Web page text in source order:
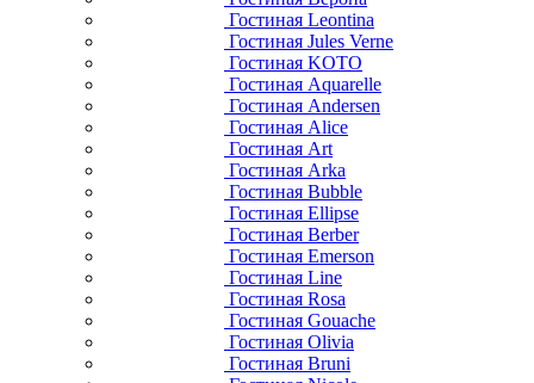
Гостиная Leontina
Гостиная Jules Verne
Гостиная KOTO
Гостиная Aquarelle
Гостиная Andersen
Гостиная Alice
Гостиная Art
Гостиная Arka
Гостиная Bubble
Гостиная Ellipse
Гостиная Berber
Гостиная Emerson
Гостиная Line
Гостиная Rosa
Гостиная Gouache
Гостиная Olivia
Гостиная Bruni